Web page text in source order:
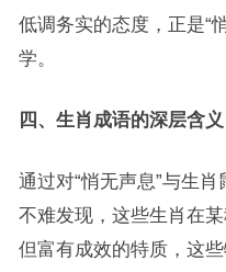
低调务实的态度，正是“
学。
四、生肖成语的深层含义
通过对“悄无声息”与生
不难发现，这些生肖在
但富有成效的特质，这